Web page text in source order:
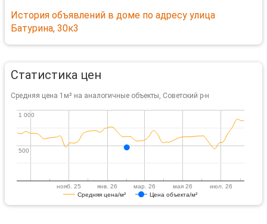
История объявлений в доме по адресу улица
Батурина, 30к3
Статистика цен
Средняя цена 1м² на аналогичные объекты, Советский р-н
Средняя цена/м² Цена объекта/м²
нояб. 25 янв. 26 мар. 26 мая 26 июл. 26
500
500
1 000
1 000